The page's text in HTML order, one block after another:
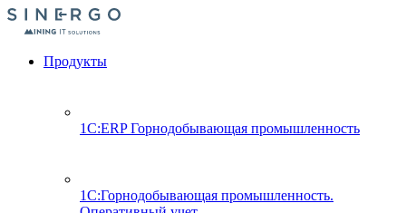
Продукты
1С:ERP Горнодобывающая промышленность
1С:Горнодобывающая промышленность.